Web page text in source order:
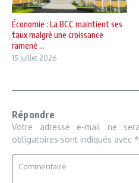
Économie : La BCC maintient ses
taux malgré une croissance
ramené ...
15 juillet 2026
Répondre
Votre adresse e-mail ne
obligatoires sont indiqués avec *